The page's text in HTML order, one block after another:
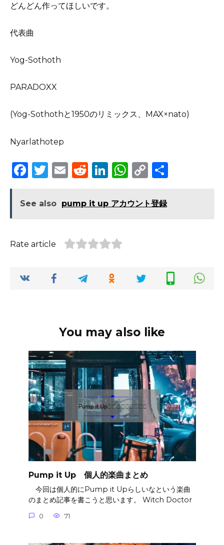
どんどん作ってほしいです。
代表曲
Yog-Sothoth
PARADOXX
(Yog-Sothothと1950のリミックス、MAX×nato)
Nyarlathotep
F
c
e
o
k
T
it
te
E
ai
l
R
d
di
t
Li
k
e
dI
n
W
a
ts
C
p
y e
See also pump it up アカウント登録
Rate article
You may also like
Pump it Up 個人的楽曲まとめ
今回は個人的にPump it Upらしいなという楽曲
のまとめ記事を書こうと思います。 Witch Doctor
0 71